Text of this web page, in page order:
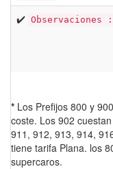
✔️ Observaciones :
* Los Prefijos 800 y
coste. Los 902
911, 912, 913, 914,
tiene tarifa Plana. los
supercaros.